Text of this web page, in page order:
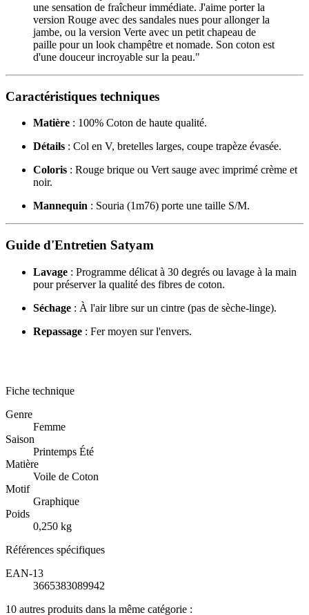
une sensation de fraîcheur immédiate. J'aime porter la
version Rouge avec des sandales nues pour allonger la
jambe, ou la version Verte avec un petit chapeau de
paille pour un look champêtre et nomade. Son coton est
d'une douceur incroyable sur la peau."
Caractéristiques techniques
Matière : 100% Coton de haute qualité.
Détails : Col en V, bretelles larges, coupe trapèze évasée.
Coloris : Rouge brique ou Vert sauge avec imprimé crème et
noir.
Mannequin : Souria (1m76) porte une taille S/M.
Guide d'Entretien Satyam
Lavage : Programme délicat à 30 degrés ou lavage à la main
pour préserver la qualité des fibres de coton.
Séchage : À l'air libre sur un cintre (pas de sèche-linge).
Repassage : Fer moyen sur l'envers.
Fiche technique
Genre
Femme
Saison
Printemps Été
Matière
Voile de Coton
Motif
Graphique
Poids
0,250 kg
Références spécifiques
EAN-13
3665383089942
10 autres produits dans la même catégorie :